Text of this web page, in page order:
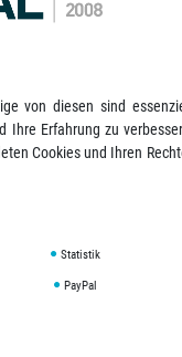
vorbehalten.
von diesen sind
Ihre Erfahrung zu
Cookies und Ihren
Statistik
PayPal